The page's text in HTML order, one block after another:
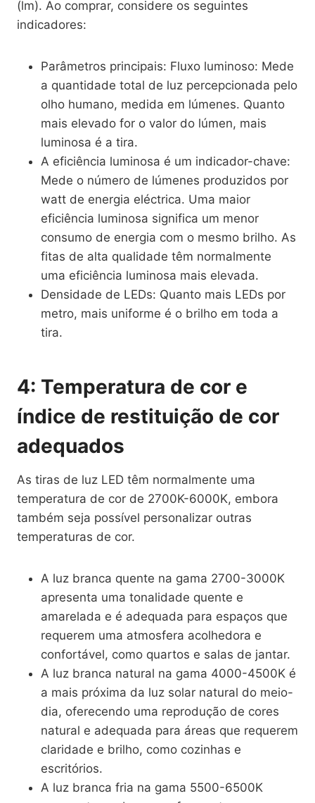
(lm). Ao comprar, considere os seguintes
indicadores:
Parâmetros principais: Fluxo luminoso: Mede
a quantidade total de luz percepcionada pelo
olho humano, medida em lúmenes. Quanto
mais elevado for o valor do lúmen, mais
luminosa é a tira.
A eficiência luminosa é um indicador-chave:
Mede o número de lúmenes produzidos por
watt de energia eléctrica. Uma maior
eficiência luminosa significa um menor
consumo de energia com o mesmo brilho. As
fitas de alta qualidade têm normalmente
uma eficiência luminosa mais elevada.
Densidade de LEDs: Quanto mais LEDs por
metro, mais uniforme é o brilho em toda a
tira.
4: Temperatura de cor e
índice de restituição de cor
adequados
As tiras de luz LED têm normalmente uma
temperatura de cor de 2700K-6000K, embora
também seja possível personalizar outras
temperaturas de cor.
A luz branca quente na gama 2700-3000K
apresenta uma tonalidade quente e
amarelada e é adequada para espaços que
requerem uma atmosfera acolhedora e
confortável, como quartos e salas de jantar.
A luz branca natural na gama 4000-4500K é
a mais próxima da luz solar natural do meio-
dia, oferecendo uma reprodução de cores
natural e adequada para áreas que requerem
claridade e brilho, como cozinhas e
escritórios.
A luz branca fria na gama 5500-6500K